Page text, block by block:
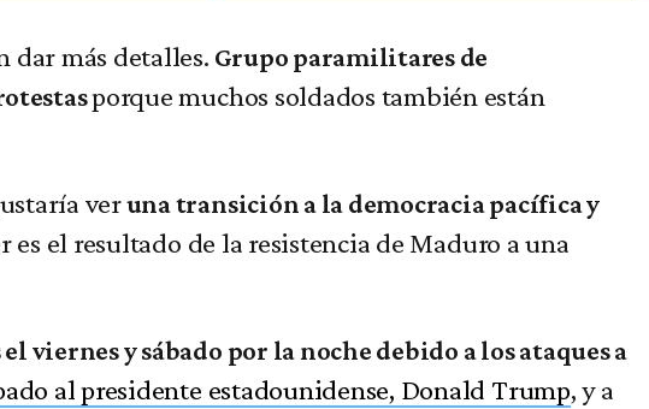
dar más detalles. Grupo paramilitares de
porque muchos soldados también están
veruna transición a la democracia pacífica y
el resultado de la resistencia de Maduro a una
viernes y sábado por la noche debido a los ataques a
al presidente estadounidense, Donald Trump, y a